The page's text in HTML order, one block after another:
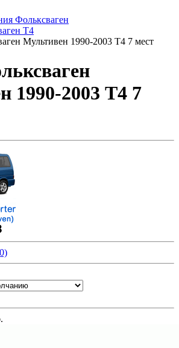
Фольксваген
Т4
Мультивен 1990-2003 Т4 7 мест
1990-2003 Т4 7